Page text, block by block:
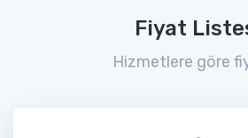
Fiyat
Hizmetlere göre